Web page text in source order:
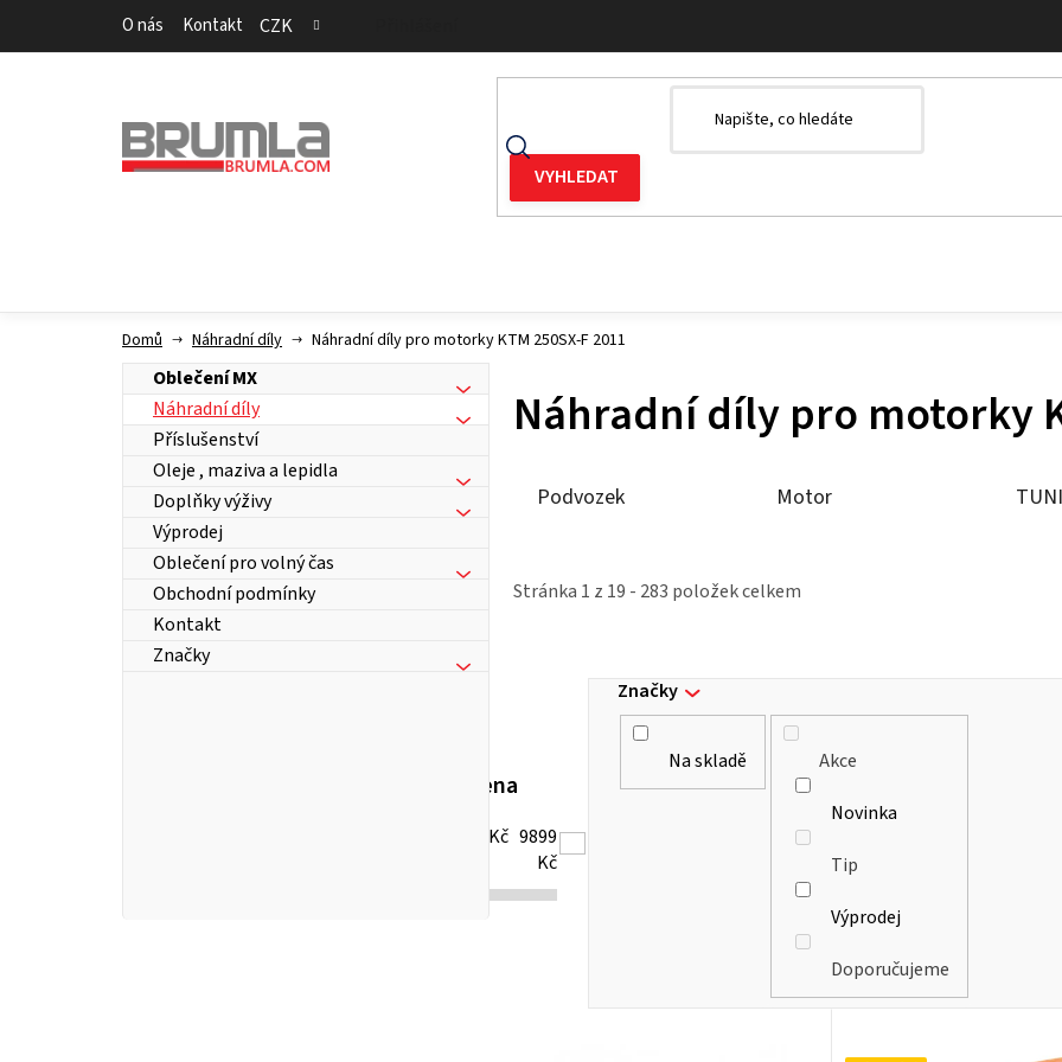
O nás Kontakt CZK
Domů Náhradní díly Náhradní díly pro motorky KTM 250SX-F 2011
Oblečení MX
Náhradní díly
Příslušenství
Oleje , maziva a lepidla
Doplňky výživy
Výprodej
Oblečení pro volný čas
Obchodní podmínky
Kontakt
Značky
Náhradní díly pro motorky
Podvozek Motor
Stránka 1 z 19 - 283 položek celkem
Cena
Kč 9899
Kč
Na skladě
Akce
Novinka
Tip
Výprodej
Doporučujeme
Značky